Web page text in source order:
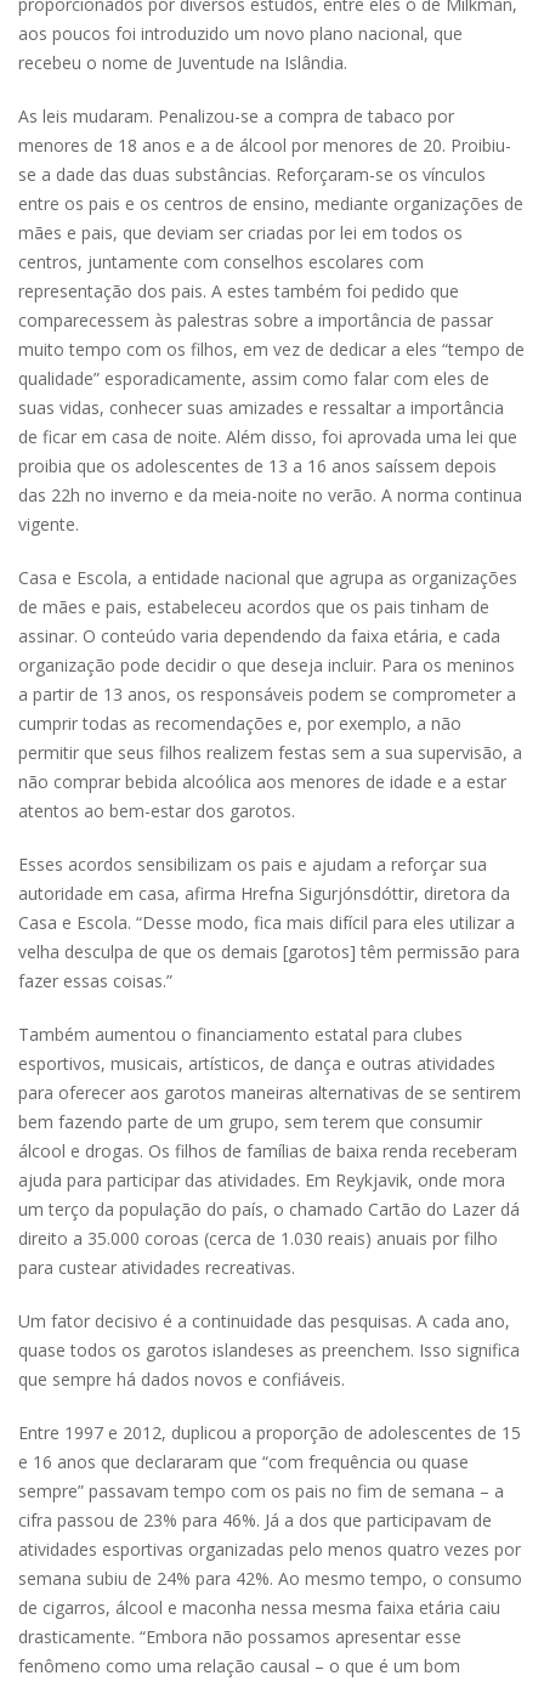
aos poucos foi introduzido um novo plano nacional, que
recebeu o nome de Juventude na Islândia.
As leis mudaram. Penalizou-se a compra de tabaco por
menores de 18 anos e a de álcool por menores de 20. Proibiu-
se a dade das duas substâncias. Reforçaram-se os vínculos
entre os pais e os centros de ensino, mediante organizações de
mães e pais, que deviam ser criadas por lei em todos os
centros, juntamente com conselhos escolares com
representação dos pais. A estes também foi pedido que
comparecessem às palestras sobre a importância de passar
muito tempo com os filhos, em vez de dedicar a eles “tempo de
qualidade” esporadicamente, assim como falar com eles de
suas vidas, conhecer suas amizades e ressaltar a importância
de ficar em casa de noite. Além disso, foi aprovada uma lei que
proibia que os adolescentes de 13 a 16 anos saíssem depois
das 22h no inverno e da meia-noite no verão. A norma continua
vigente.
Casa e Escola, a entidade nacional que agrupa as organizações
de mães e pais, estabeleceu acordos que os pais tinham de
assinar. O conteúdo varia dependendo da faixa etária, e cada
organização pode decidir o que deseja incluir. Para os meninos
a partir de 13 anos, os responsáveis podem se comprometer a
cumprir todas as recomendações e, por exemplo, a não
permitir que seus filhos realizem festas sem a sua supervisão, a
não comprar bebida alcoólica aos menores de idade e a estar
atentos ao bem-estar dos garotos.
Esses acordos sensibilizam os pais e ajudam a reforçar sua
autoridade em casa, afirma Hrefna Sigurjónsdóttir, diretora da
Casa e Escola. “Desse modo, fica mais difícil para eles utilizar a
velha desculpa de que os demais [garotos] têm permissão para
fazer essas coisas.”
Também aumentou o financiamento estatal para clubes
esportivos, musicais, artísticos, de dança e outras atividades
para oferecer aos garotos maneiras alternativas de se sentirem
bem fazendo parte de um grupo, sem terem que consumir
álcool e drogas. Os filhos de famílias de baixa renda receberam
ajuda para participar das atividades. Em Reykjavik, onde mora
um terço da população do país, o chamado Cartão do Lazer dá
direito a 35.000 coroas (cerca de 1.030 reais) anuais por filho
para custear atividades recreativas.
Um fator decisivo é a continuidade das pesquisas. A cada ano,
quase todos os garotos islandeses as preenchem. Isso significa
que sempre há dados novos e confiáveis.
Entre 1997 e 2012, duplicou a proporção de adolescentes de 15
e 16 anos que declararam que “com frequência ou quase
sempre” passavam tempo com os pais no fim de semana – a
cifra passou de 23% para 46%. Já a dos que participavam de
atividades esportivas organizadas pelo menos quatro vezes por
semana subiu de 24% para 42%. Ao mesmo tempo, o consumo
de cigarros, álcool e maconha nessa mesma faixa etária caiu
drasticamente. “Embora não possamos apresentar esse
fenômeno como uma relação causal – o que é um bom